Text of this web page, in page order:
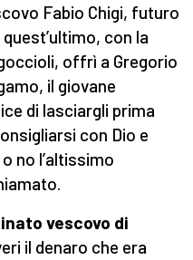
Fabio Chigi, futuro
con la
offrì a Gregorio
il giovane
di lasciargli prima
con Dio e
no l’altissimo
vescovo di
il denaro che era